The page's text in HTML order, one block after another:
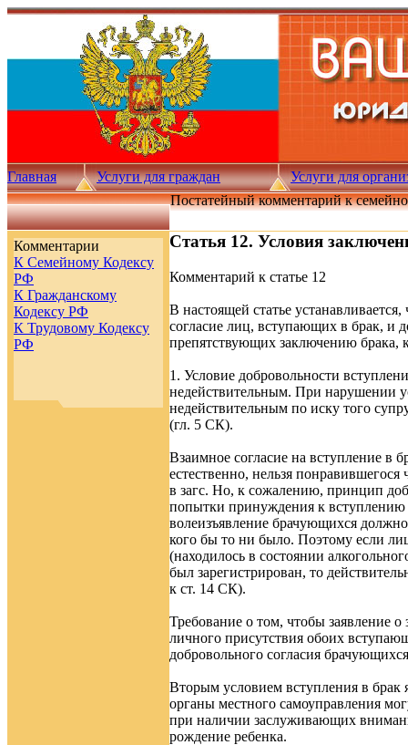
Главная Услуги для граждан Услуги для
Комментарии
К Семейному Кодексу
РФ
К Гражданскому
Кодексу РФ
К Трудовому Кодексу
РФ
Постатейный комментарий к
Статья 12. Условия
Комментарий к статье 12
В настоящей статье
согласие лиц, вступающих в брак, и
препятствующих заключению брака,
1. Условие добровольности
недействительным. При нарушении
недействительным по иску того
(гл. 5 СК).
Взаимное согласие на вступление в
естественно, нельзя
в загс. Но, к сожалению, принцип
попытки принуждения к вступлению
волеизъявление брачующихся
кого бы то ни было. Поэтому если
(находилось в состоянии
был зарегистрирован, то
к ст. 14 СК).
Требование о том, чтобы заявление
личного присутствия обоих
добровольного согласия
Вторым условием вступления в брак
органы местного самоуправления
при наличии заслуживающих
рождение ребенка.